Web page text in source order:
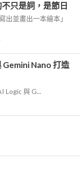
只是詞，是節日
出並畫出一本繪本」
Nano 打造
Logic 與 G...